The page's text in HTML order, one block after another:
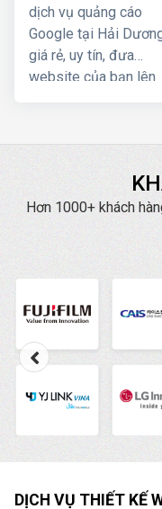
dịch vụ quảng cáo
Google tại Hải
giá rẻ, uy tín, đưa
website của bạn lên
nhanh chóng với chi
Hơn 1000+ khách
DỊCH VỤ THIẾT KẾ